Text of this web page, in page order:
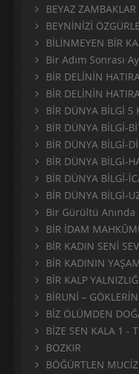
BEYAZ
BEYNİNİZİ
BİLİNMEYEN BİR
Bir Adım Sonrası
BİR DELİNİN
BİR DELİNİN
BİR DÜNYA BİLGİ 5
BİR DÜNYA BİLGİ-
BİR DÜNYA BİLGİ-
BİR DÜNYA BİLGİ-
BİR DÜNYA BİLGİ-
BİR DÜNYA BİLGİ-
Bir Gürültü Anında
BİR İDAM
BİR KADIN SENİ
BİR KADININ
BİR KALP
BİRUNİ –
BİZ ÖLÜMDEN
BİZE SEN KALA 1 -
BOZKIR
BÖĞÜRTLEN